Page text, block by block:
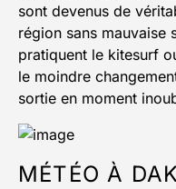
sont devenus de
région sans mauvaise
pratiquent le kitesurf
le moindre
sortie en moment
MÉTÉO À